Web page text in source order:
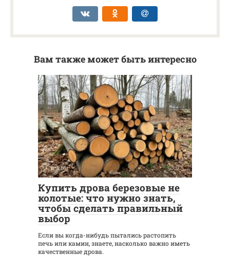
Вам также может быть интересно
Статьи 0
Купить дрова березовые не
колотые: что нужно знать,
чтобы сделать правильный
выбор
Если вы когда-нибудь пытались растопить
печь или камин, знаете, насколько важно иметь
качественные дрова.